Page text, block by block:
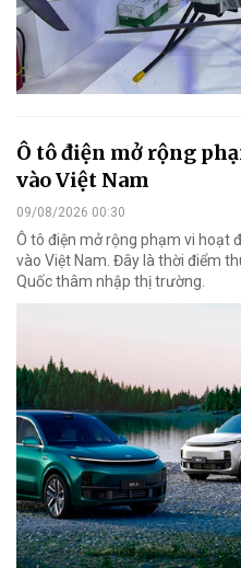
Ô tô điện mở rộng
vào Việt Nam
09/08/2026 00:30
Ô tô điện mở rộng phạm vi hoạt
vào Việt Nam. Đây là thời điểm
Quốc thâm nhập thị trường.